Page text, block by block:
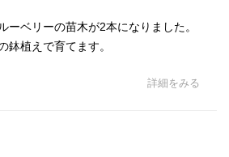
ーベリーの苗木が2本になりました。
鉢植えで育てます。
詳細をみる